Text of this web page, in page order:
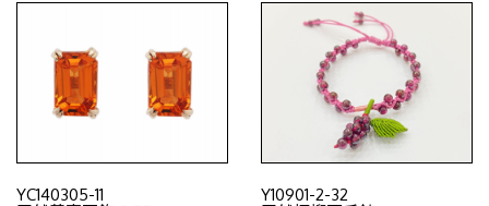
YC140305-11 Y10901-2-32